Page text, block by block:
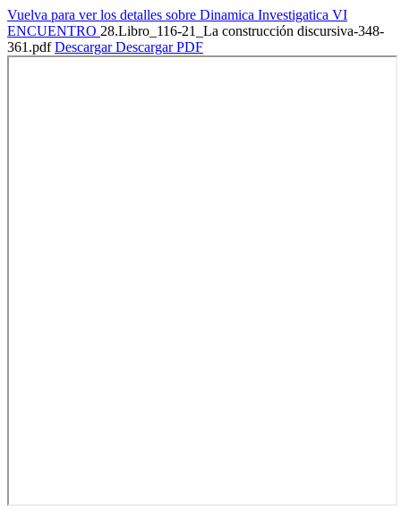
Vuelva para ver los detalles sobre Dinamica Investigatica VI
ENCUENTRO 28.Libro_116-21_La construcción discursiva-348-
361.pdfDescargarDescargar PDF